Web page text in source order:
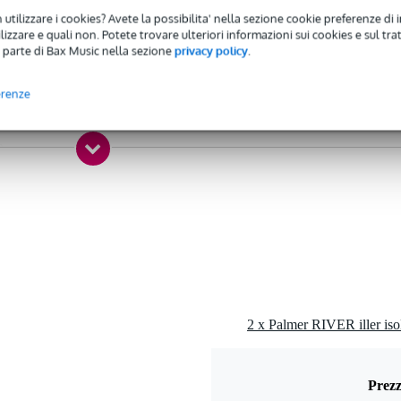
utilizzare i cookies? Avete la possibilita' nella sezione cookie preferenze di
e quali non. Potete trovare ulteriori informazioni sui cookies e sul
di Bax Music nella sezioneprivacy policy.
(balanced)
gr
da 6,3 mm/XLR
piedini in gomma